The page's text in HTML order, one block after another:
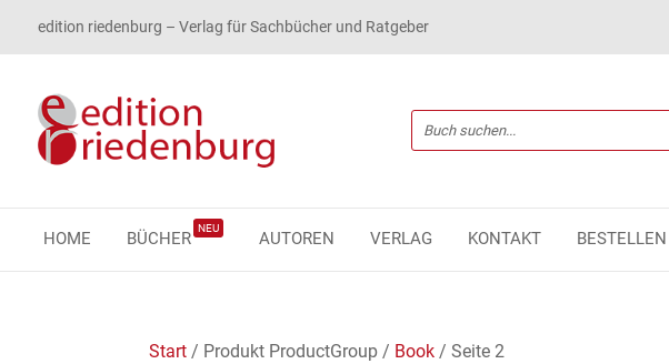
edition riedenburg – Verlag für Sachbücher und Ratgeber
HOME BÜCHER
NEU
AUTOREN VERLAG KONTAKT BESTELLEN
Start / Produkt ProductGroup / Book / Seite 2